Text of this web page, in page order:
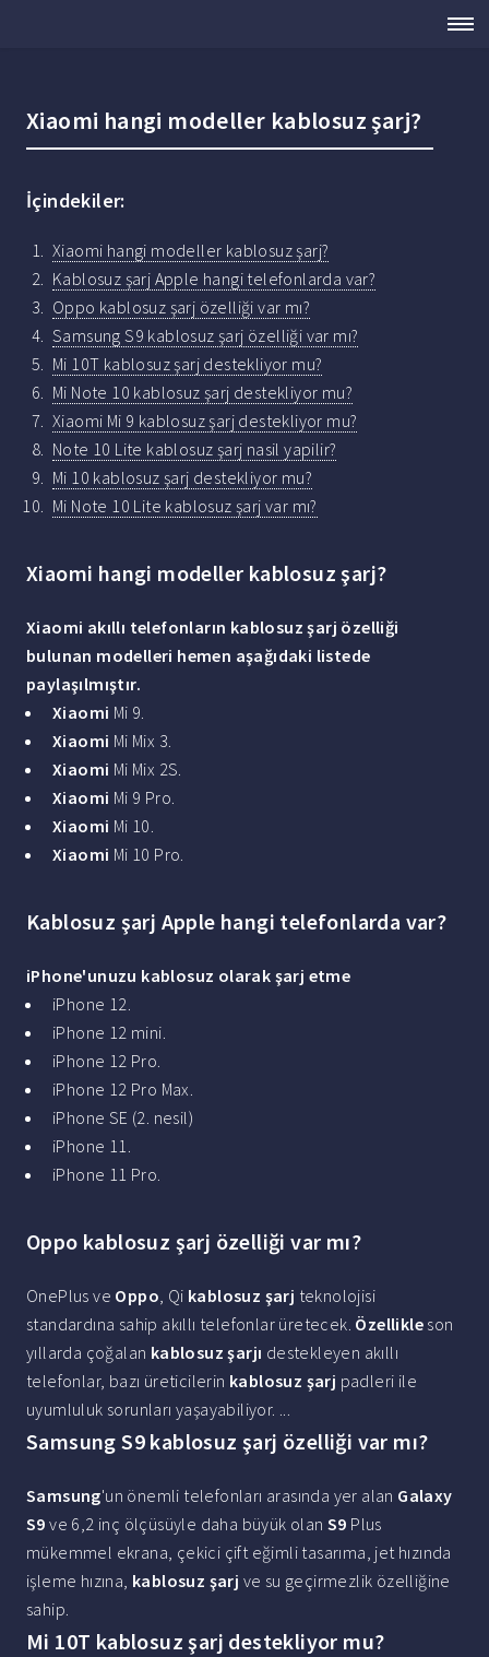
Xiaomi hangi modeller kablosuz şarj?
İçindekiler:
Xiaomi hangi modeller kablosuz şarj?
Kablosuz şarj Apple hangi telefonlarda var?
Oppo kablosuz şarj özelliği var mı?
Samsung S9 kablosuz şarj özelliği var mı?
Mi 10T kablosuz şarj destekliyor mu?
Mi Note 10 kablosuz şarj destekliyor mu?
Xiaomi Mi 9 kablosuz şarj destekliyor mu?
Note 10 Lite kablosuz şarj nasil yapilir?
Mi 10 kablosuz şarj destekliyor mu?
Mi Note 10 Lite kablosuz şarj var mı?
Xiaomi hangi modeller kablosuz şarj?
Xiaomi akıllı telefonların kablosuz şarj özelliği
bulunan modelleri hemen aşağıdaki listede
paylaşılmıştır.
Xiaomi Mi 9.
Xiaomi Mi Mix 3.
Xiaomi Mi Mix 2S.
Xiaomi Mi 9 Pro.
Xiaomi Mi 10.
Xiaomi Mi 10 Pro.
Kablosuz şarj Apple hangi telefonlarda var?
iPhone'unuzu kablosuz olarak şarj etme
iPhone 12.
iPhone 12 mini.
iPhone 12 Pro.
iPhone 12 Pro Max.
iPhone SE (2. nesil)
iPhone 11.
iPhone 11 Pro.
Oppo kablosuz şarj özelliği var mı?
OnePlus ve Oppo, Qi kablosuz şarj teknolojisi
standardına sahip akıllı telefonlar üretecek. Özellikle son
yıllarda çoğalan kablosuz şarjı destekleyen akıllı
telefonlar, bazı üreticilerin kablosuz şarj padleri ile
uyumluluk sorunları yaşayabiliyor. ...
Samsung S9 kablosuz şarj özelliği var mı?
Samsung'un önemli telefonları arasında yer alan Galaxy
S9 ve 6,2 inç ölçüsüyle daha büyük olanS9 Plus
mükemmel ekrana, çekici çift eğimli tasarıma, jet hızında
işleme hızına, kablosuz şarj ve su geçirmezlik özelliğine
sahip.
Mi 10T kablosuz şarj destekliyor mu?